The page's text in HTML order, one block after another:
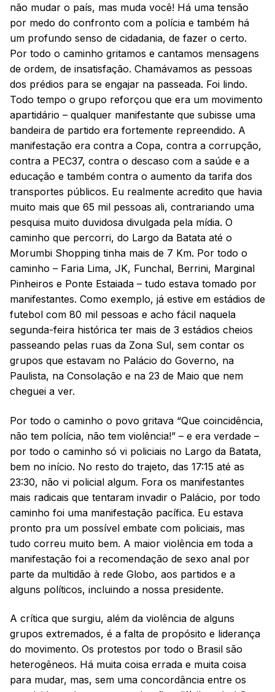
não mudar o país, mas muda você! Há uma tensão
por medo do confronto com a polícia e também há
um profundo senso de cidadania, de fazer o certo.
Por todo o caminho gritamos e cantamos mensagens
de ordem, de insatisfação. Chamávamos as pessoas
dos prédios para se engajar na passeada. Foi lindo.
Todo tempo o grupo reforçou que era um movimento
apartidário – qualquer manifestante que subisse uma
bandeira de partido era fortemente repreendido. A
manifestação era contra a Copa, contra a corrupção,
contra a PEC37, contra o descaso com a saúde e a
educação e também contra o aumento da tarifa dos
transportes públicos. Eu realmente acredito que havia
muito mais que 65 mil pessoas ali, contrariando uma
pesquisa muito duvidosa divulgada pela mídia. O
caminho que percorri, do Largo da Batata até o
Morumbi Shopping tinha mais de 7 Km. Por todo o
caminho – Faria Lima, JK, Funchal, Berrini, Marginal
Pinheiros e Ponte Estaiada – tudo estava tomado por
manifestantes. Como exemplo, já estive em estádios de
futebol com 80 mil pessoas e acho fácil naquela
segunda-feira histórica ter mais de 3 estádios cheios
passeando pelas ruas da Zona Sul, sem contar os
grupos que estavam no Palácio do Governo, na
Paulista, na Consolação e na 23 de Maio que nem
cheguei a ver.
Por todo o caminho o povo gritava “Que coincidência,
não tem polícia, não tem violência!” – e era verdade –
por todo o caminho só vi policiais no Largo da Batata,
bem no início. No resto do trajeto, das 17:15 até as
23:30, não vi policial algum. Fora os manifestantes
mais radicais que tentaram invadir o Palácio, por todo
caminho foi uma manifestação pacífica. Eu estava
pronto pra um possível embate com policiais, mas
tudo correu muito bem. A maior violência em toda a
manifestação foi a recomendação de sexo anal por
parte da multidão à rede Globo, aos partidos e a
alguns políticos, incluindo a nossa presidente.
A crítica que surgiu, além da violência de alguns
grupos extremados, é a falta de propósito e liderança
do movimento. Os protestos por todo o Brasil são
heterogêneos. Há muita coisa errada e muita coisa
para mudar, mas, sem uma concordância entre os